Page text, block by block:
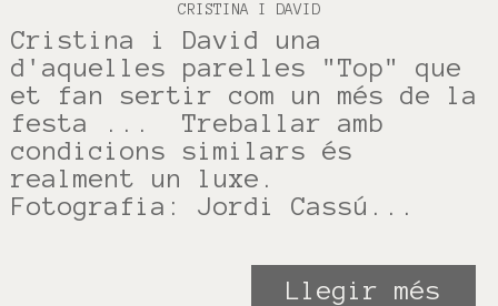
CRISTINA I DAVID
Cristina i David una
d'aquelles parelles "Top" que
et fan sertir com un més de la
festa ... Treballar amb
condicions similars és
realment un luxe.
Fotografia: Jordi Cassú...
Llegir més